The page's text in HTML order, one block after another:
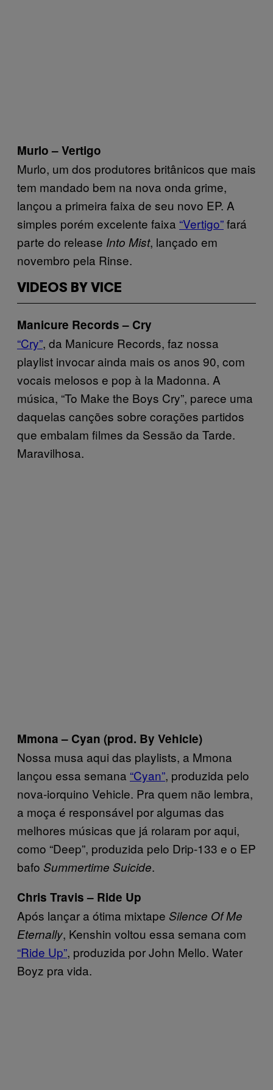
Murlo – Vertigo
Murlo, um dos produtores britânicos que mais
tem mandado bem na nova onda grime,
lançou a primeira faixa de seu novo EP. A
simples porém excelente faixa “Vertigo”fará
parte do release Into Mist, lançado em
novembro pela Rinse.
VIDEOS BY VICE
Manicure Records – Cry
“Cry”, da Manicure Records, faz nossa
playlist invocar ainda mais os anos 90, com
vocais melosos e pop à la Madonna. A
música, “To Make the Boys Cry”, parece uma
daquelas canções sobre corações partidos
que embalam filmes da Sessão da Tarde.
Maravilhosa.
Mmona – Cyan (prod. By Vehicle)
Nossa musa aqui das playlists, a Mmona
lançou essa semana “Cyan”, produzida pelo
nova-iorquino Vehicle. Pra quem não lembra,
a moça é responsável por algumas das
melhores músicas que já rolaram por aqui,
como “Deep”, produzida pelo Drip-133 e o EP
bafo Summertime Suicide.
Chris Travis – Ride Up
Após lançar a ótima mixtape Silence Of Me
Eternally, Kenshin voltou essa semana com
“Ride Up”, produzida por John Mello. Water
Boyz pra vida.